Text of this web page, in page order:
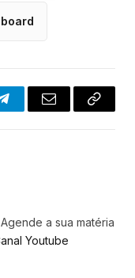
TelegramEmail
Copy
a sua matéria
Youtube